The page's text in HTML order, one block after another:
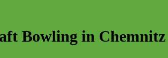
Bowling in Chemnitz